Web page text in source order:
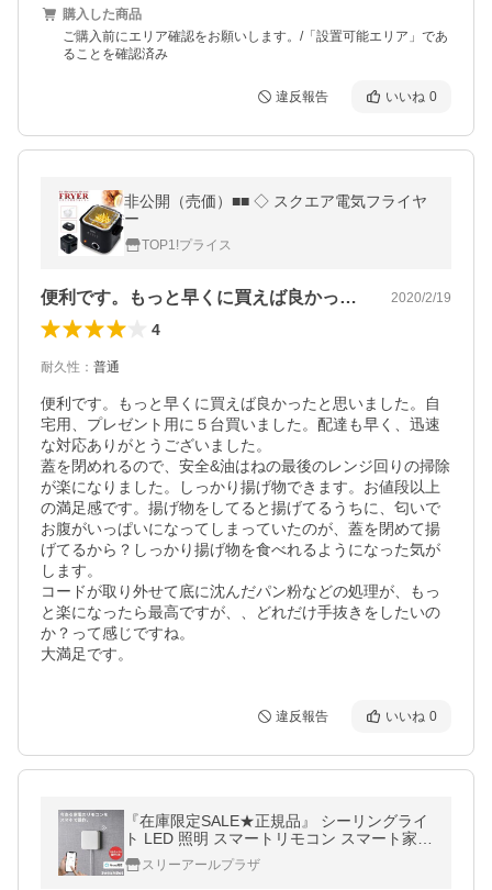
購入した商品
ご購入前にエリア確認をお願いします。/「設置可能エリア」であ
ることを確認済み
違反報告 いいね 0
非公開（売価）■■ ◇ スクエア電気フライヤ
ー
TOP1!プライス
便利です。もっと早くに買えば良かったと… 2020/2/19
4
耐久性 ： 普通
便利です。もっと早くに買えば良かったと思いました。自
宅用、プレゼント用に５台買いました。配達も早く、迅速
な対応ありがとうございました。
蓋を閉めれるので、安全&油はねの最後のレンジ回りの掃除
が楽になりました。しっかり揚げ物できます。お値段以上
の満足感です。揚げ物をしてると揚げてるうちに、匂いで
お腹がいっぱいになってしまっていたのが、蓋を閉めて揚
げてるから？しっかり揚げ物を食べれるようになった気が
します。
コードが取り外せて底に沈んだパン粉などの処理が、もっ
と楽になったら最高ですが、、どれだけ手抜きをしたいの
か？って感じですね。
大満足です。
違反報告 いいね 0
『在庫限定SALE★正規品』 シーリングライ
ト LED 照明 スマートリモコン スマート家電
スイッチボット ハブ ミニ アレクサ Google
Home対応 エアコン 冷房
スリーアールプラザ